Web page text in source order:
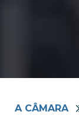
A CÂMARA